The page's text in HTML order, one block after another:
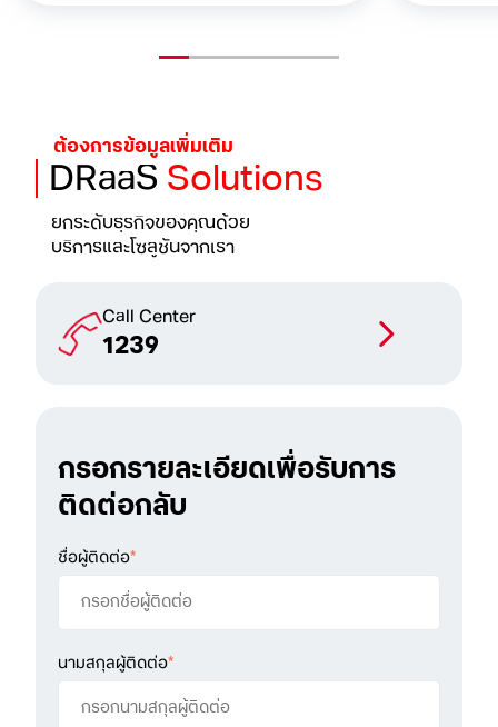
ต้องการข้อมูลเพิ่มเติม
DRaaSSolutions
ยกระดับธุรกิจของคุณด้วย
บริการและโซลูชันจากเรา
Call Center
1239
กรอกรายละเอียดเพื่อรับการ
ติดต่อกลับ
ชื่อผู้ติดต่อ*
นามสกุลผู้ติดต่อ*